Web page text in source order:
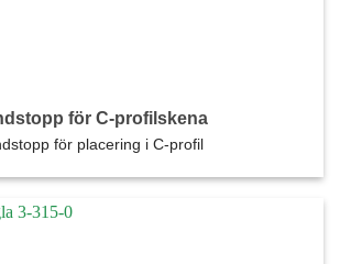
för C-profilskena
för placering i C-profil